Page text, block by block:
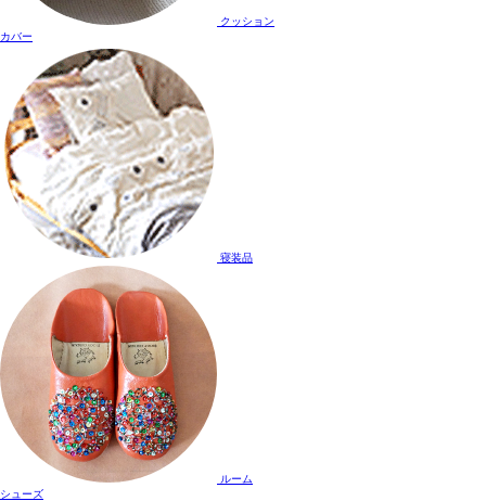
クッション
カバー
寝装品
ルーム
シューズ